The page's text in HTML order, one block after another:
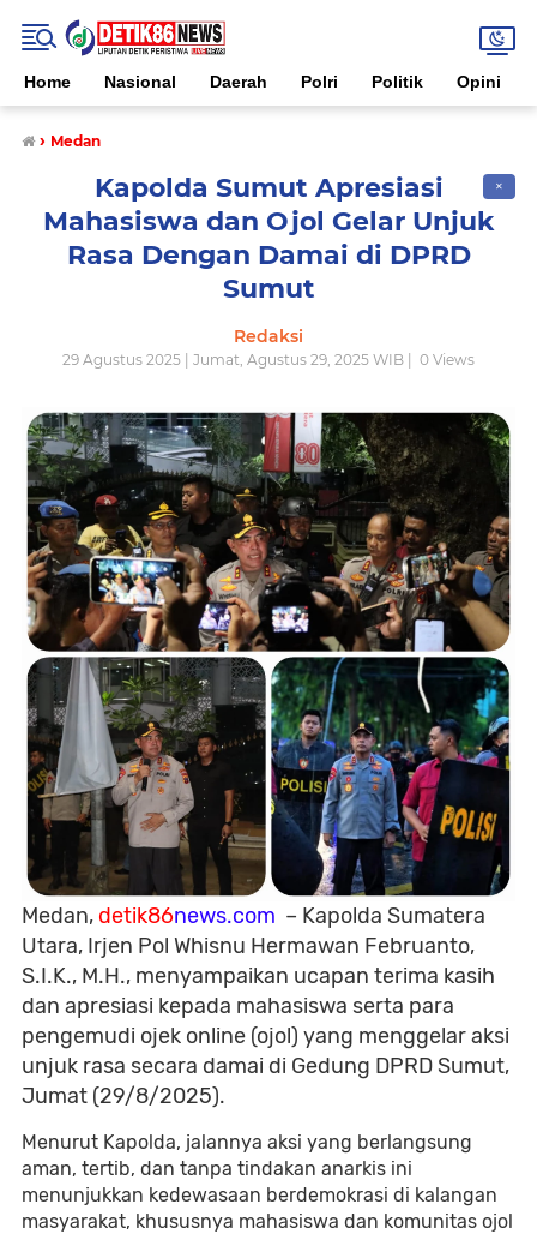
Home Nasional Daerah Polri Politik Opini
› Medan
✕
Kapolda Sumut Apresiasi
Mahasiswa dan Ojol Gelar Unjuk
Rasa Dengan Damai di DPRD
Sumut
Redaksi
29 Agustus 2025 | Jumat, Agustus 29, 2025 WIB | 0 Views
Medan, detik86news.com – Kapolda Sumatera
Utara, Irjen Pol Whisnu Hermawan Februanto,
S.I.K., M.H., menyampaikan ucapan terima kasih
dan apresiasi kepada mahasiswa serta para
pengemudi ojek online (ojol) yang menggelar aksi
unjuk rasa secara damai di Gedung DPRD Sumut,
Jumat (29/8/2025).
Menurut Kapolda, jalannya aksi yang berlangsung
aman, tertib, dan tanpa tindakan anarkis ini
menunjukkan kedewasaan berdemokrasi di kalangan
masyarakat, khususnya mahasiswa dan komunitas ojol